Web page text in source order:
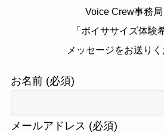
Voice Crew事務
「ボイササイズ体験
メッセージをお送りく
お名前 (必須)
メールアドレス (必須)